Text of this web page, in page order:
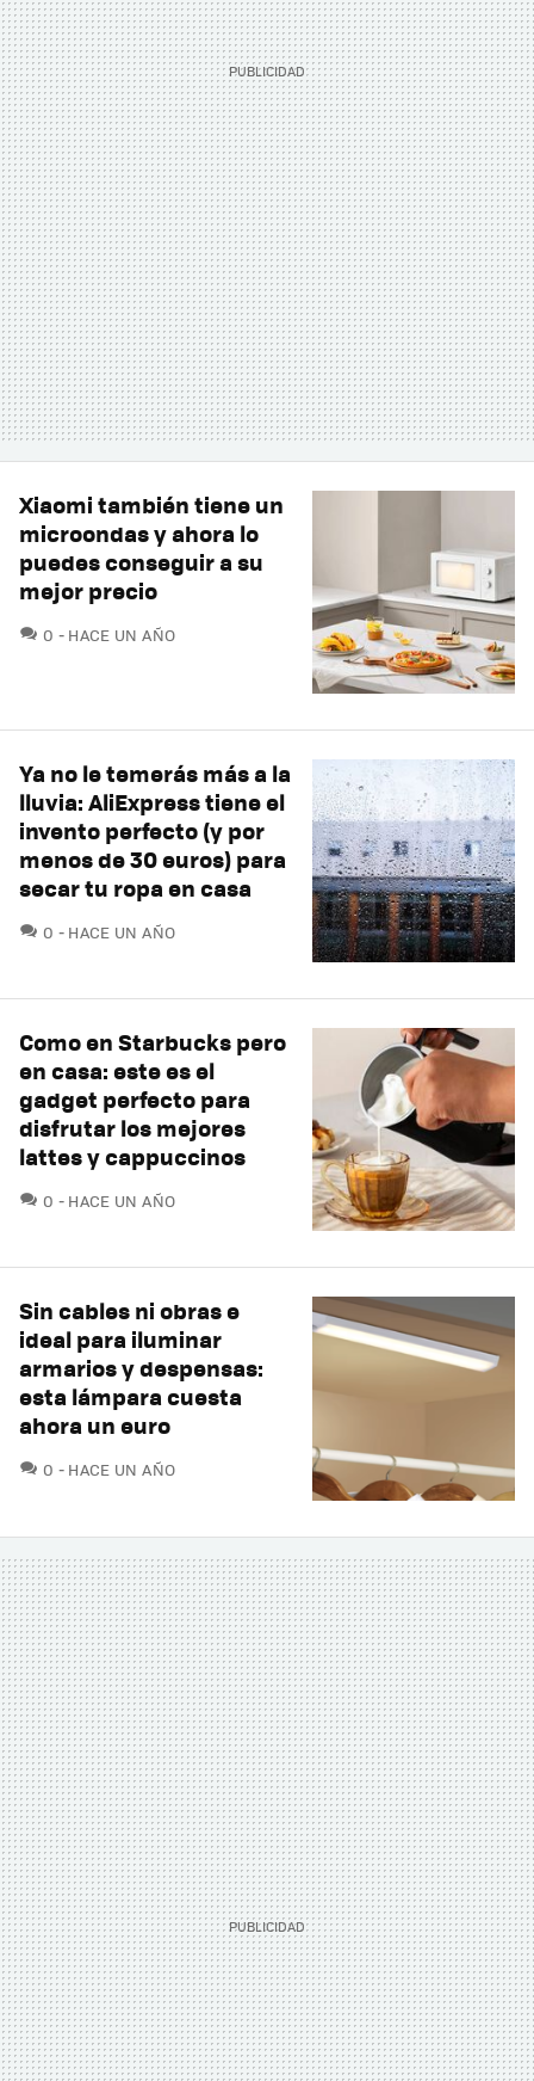
Xiaomi también tiene un
microondas y ahora lo
puedes conseguir a su
mejor precio
0 COMENTARIOS
HACE UN AÑO
Ya no le temerás más a la
lluvia: AliExpress tiene el
invento perfecto (y por
menos de 30 euros) para
secar tu ropa en casa
0 COMENTARIOS
HACE UN AÑO
Como en Starbucks pero
en casa: este es el
gadget perfecto para
disfrutar los mejores
lattes y cappuccinos
0 COMENTARIOS
HACE UN AÑO
Sin cables ni obras e
ideal para iluminar
armarios y despensas:
esta lámpara cuesta
ahora un euro
0 COMENTARIOS
HACE UN AÑO